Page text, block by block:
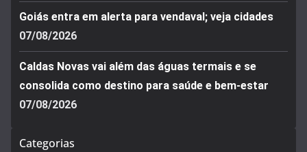
Goiás entra em alerta para vendaval; veja cidades
07/08/2026
Caldas Novas vai além das águas termais e se
consolida como destino para saúde e bem-estar
07/08/2026
Categorias